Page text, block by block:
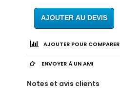
AJOUTER AU DEVIS
AJOUTER POUR COMPARER
ENVOYER À UN AMI
Notes et avis clients